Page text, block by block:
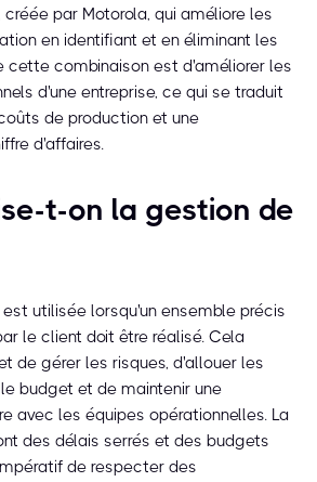
par Motorola, qui améliore les
en identifiant et en éliminant les
cette combinaison est d'améliorer les
d'une entreprise, ce qui se traduit
de production et une
d'affaires.
t-on la gestion de
utilisée lorsqu'un ensemble précis
le client doit être réalisé. Cela
de gérer les risques, d'allouer les
budget et de maintenir une
avec les équipes opérationnelles. La
des délais serrés et des budgets
de respecter des